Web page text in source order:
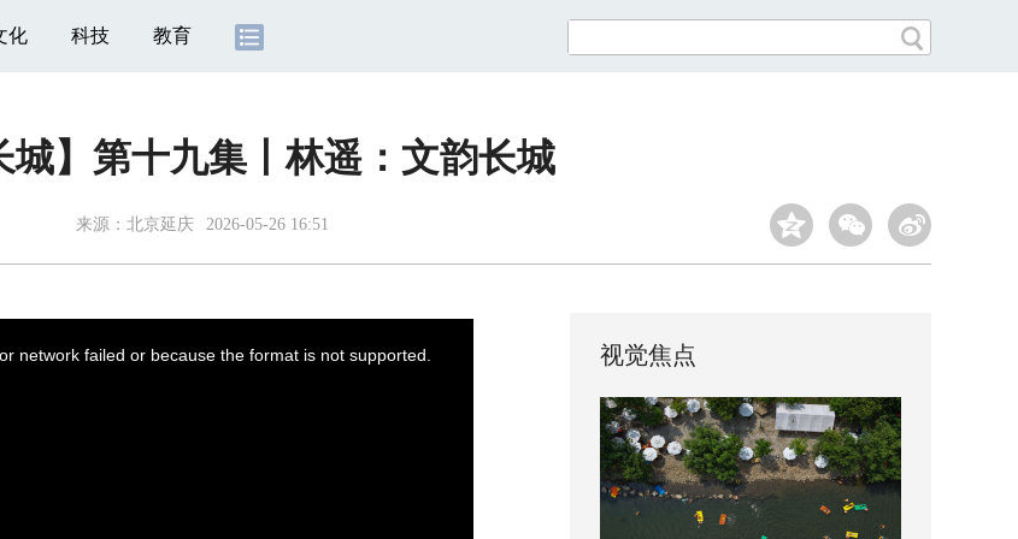
化 科技 教育
城】第十九集丨林遥：文韵长城
来源： 北京延庆 2026-05-26 16:51
network failed or because the format is not supported. 视觉焦点